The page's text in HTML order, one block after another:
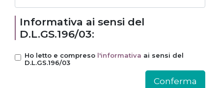
Informativa ai sensi del
D.L.GS.196/03:
Ho letto e compreso l'informativa ai sensi del
D.L.GS.196/03